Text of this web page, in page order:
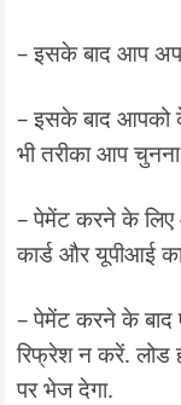
– इसके बाद आप
– इसके बाद आपको
भी तरीका आप
– पेमेंट करने के लिए
कार्ड और यूपीआई
– पेमेंट करने के बाद
रिफ्रेश न करें.
पर भेज देगा.